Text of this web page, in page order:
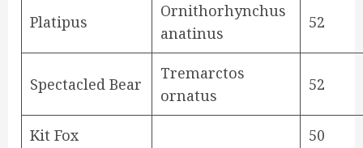
Platipus
Ornithorhynchus
anatinus
52
Spectacled Bear
Tremarctos
ornatus
52
Kit Fox 50